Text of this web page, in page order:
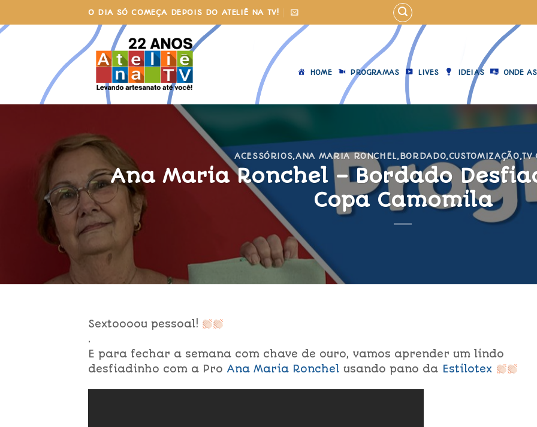
to
content
O DIA SÓ COMEÇA DEPOIS DO ATELIÊ NA TV!
HOME PROGRAMAS LIVES IDEIAS ONDE
ACESSÓRIOS,ANA MARIA RONCHEL,BORDADO,CUSTOMIZAÇÃO,TV
Ana Maria Ronchel – Bordado
Copa Camomila
Sextoooou pessoal!
.
E para fechar a semana com chave de ouro, vamos aprender um lindo
desfiadinho com a Pro Ana Maria Ronchel usando pano da Estilotex